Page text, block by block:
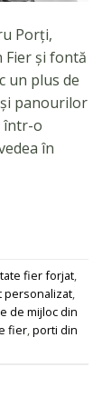
Porți,
Fier și fontă
un plus de
panourilor
într-o
în
fier forjat,
personalizat,
de mijloc din
fier,porti din